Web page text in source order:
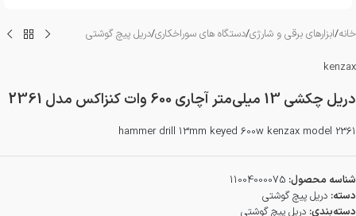
خانه/ابزارهای برقی و شارژی/دستگاه های سوراخکاری/دریل پیچ گوشتی
kenzax
دریل چکشی 13 میلی‌متر آچاری 600 وات کنزاکس مدل 2361
hammer drill 13mm keyed 600w kenzax model 2361
شناسه محصول: 11004000075
دسته: دریل پیچ گوشتی
دسته‌بندی: دریل پیچ گوشتی